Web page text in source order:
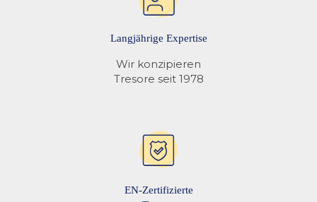
Langjährige Expertise
Wir konzipieren
Tresore seit 1978
EN-Zertifizierte